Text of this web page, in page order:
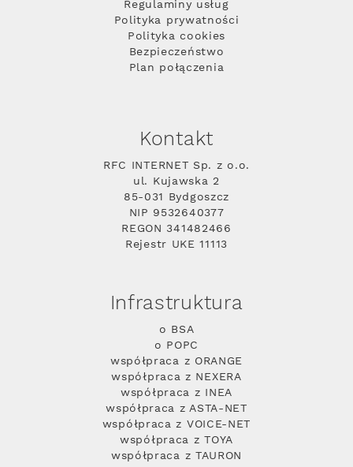
Regulaminy usług
Polityka prywatności
Polityka cookies
Bezpieczeństwo
Plan połączenia
Kontakt
RFC INTERNET Sp. z o.o.
ul. Kujawska 2
85-031 Bydgoszcz
NIP 9532640377
REGON 341482466
Rejestr UKE 11113
Infrastruktura
o BSA
o POPC
współpraca z ORANGE
współpraca z NEXERA
współpraca z INEA
współpraca z ASTA-NET
współpraca z VOICE-NET
współpraca z TOYA
współpraca z TAURON